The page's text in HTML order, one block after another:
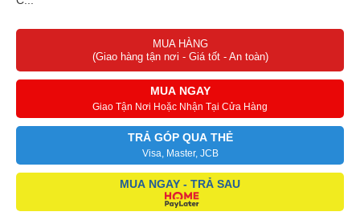
MUA HÀNG
(Giao hàng tận nơi - Giá tốt - An toàn)
MUA NGAY
Giao Tận Nơi Hoặc Nhận Tại Cửa Hàng
TRẢ GÓP QUA THẺ
Visa, Master, JCB
MUA NGAY - TRẢ SAU